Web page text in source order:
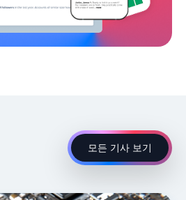
모든 기사 보기